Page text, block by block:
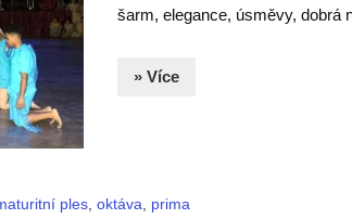
šarm, elegance, úsměvy, dobrá
» Více
ples,oktáva, prima